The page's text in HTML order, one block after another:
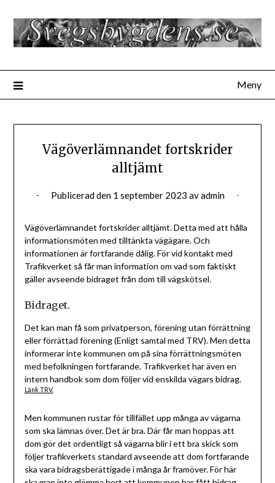
innehåll
Meny
Vägöverlämnandet fortskrider
alltjämt
Publicerad den 1 september 2023 avadmin
Vägöverlämnandet fortskrider alltjämt. Detta med att hålla
informationsmöten med tilltänkta vägägare. Och
informationen är fortfarande dålig. För vid kontakt med
Trafikverket så får man information om vad som faktiskt
gäller avseende bidraget från dom till vägskötsel.
Bidraget.
Det kan man få som privatperson, förening utan förrättning
eller förrättad förening (Enligt samtal med TRV). Men detta
informerar inte kommunen om på sina förrättningsmöten
med befolkningen fortfarande. Trafikverket har även en
intern handbok som dom följer vid enskilda vägars bidrag.
Länk TRV.
Men kommunen rustar för tillfället upp många av vägarna
som ska lämnas över. Det är bra. Där får man hoppas att
dom gör det ordentligt så vägarna blir i ett bra skick som
följer trafikverkets standard avseende att dom fortfarande
ska vara bidragsberättigade i många år framöver. För här